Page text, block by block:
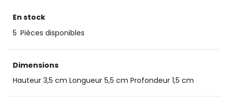
En stock
5 Pièces disponibles
Dimensions
Hauteur 3,5 cm Longueur 5,5 cm Profondeur 1,5 cm